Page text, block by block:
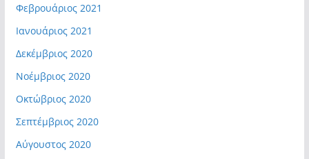
Φεβρουάριος 2021
Ιανουάριος 2021
Δεκέμβριος 2020
Νοέμβριος 2020
Οκτώβριος 2020
Σεπτέμβριος 2020
Αύγουστος 2020